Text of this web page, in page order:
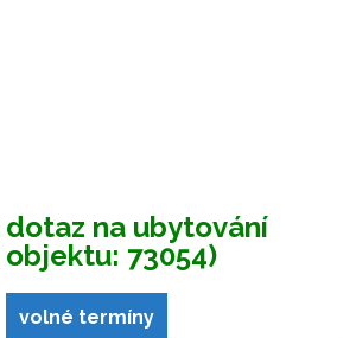
dotaz na ubytování
objektu: 73054)
volné termíny